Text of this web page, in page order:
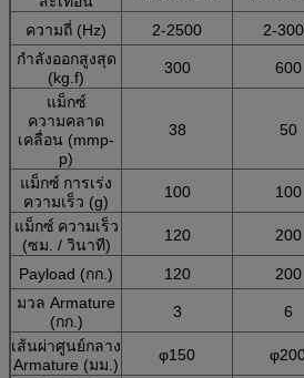
ความถี่ (Hz) 2-2500 2-
กำลังออกสูงสุด
(kg.f)
300 600
แม็กซ์
ความคลาด
เคลื่อน (mmp-
p)
38 50
แม็กซ์ การเร่ง
ความเร็ว (g)
100 100
แม็กซ์ ความเร็ว
(ซม. / วินาที)
120 200
Payload (กก.) 120 200
มวล Armature
(กก.)
3 6
เส้นผ่าศูนย์กลาง
Armature (มม.)
φ150